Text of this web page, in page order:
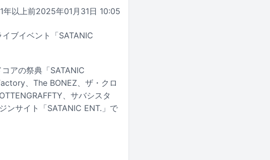
1年以上前2025年01月31日 10:05
ブイベント「SATANIC
アの祭典「SATANIC
、The BONEZ、ザ・クロ
、サバシスタ
ンサイト「SATANIC ENT.」で